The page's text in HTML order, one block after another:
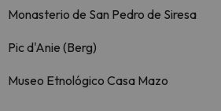
Monasterio de San Pedro de Siresa
Pic d'Anie (Berg)
Museo Etnológico Casa Mazo